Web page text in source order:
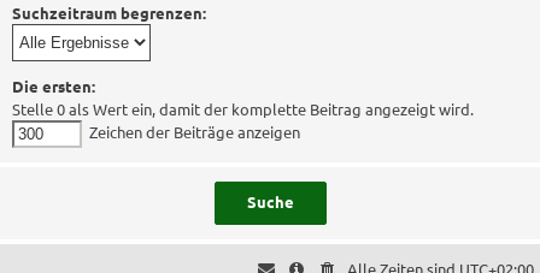
Suchzeitraum begrenzen:
Die ersten:
Stelle 0 als Wert ein, damit der komplette Beitrag angezeigt wird.
Zeichen der Beiträge anzeigen